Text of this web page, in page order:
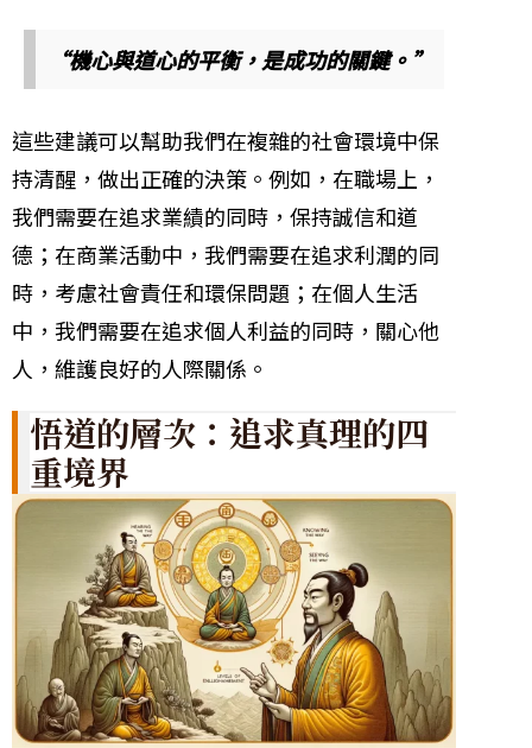
“機心與道心的平衡，是成功的關鍵。”
這些建議可以幫助我們在複雜的社會環境中保
持清醒，做出正確的決策。例如，在職場上，
我們需要在追求業績的同時，保持誠信和道
德；在商業活動中，我們需要在追求利潤的同
時，考慮社會責任和環保問題；在個人生活
中，我們需要在追求個人利益的同時，關心他
人，維護良好的人際關係。
悟道的層次：追求真理的四
重境界